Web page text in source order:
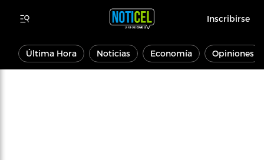
Inscribirse
Última Hora Noticias Economía Opiniones